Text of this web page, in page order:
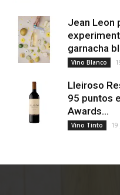
Jean Leon
garnacha
Vino Blanco
Lleiroso
95 puntos
Awards...
Vino Tinto